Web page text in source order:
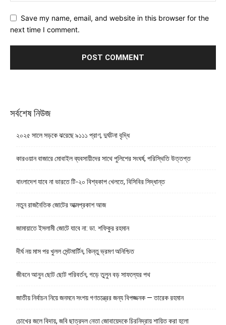
Save my name, email, and website in this browser for the
next time I comment.
সর্বশেষ নিউজ
২০২৫ সালে সড়কে ঝরেছে ৯১১১ প্রাণ, দুর্ঘটনা বৃদ্ধি
কারওয়ান বাজারে মোবাইল ব্যবসায়ীদের সাথে পুলিশের সংঘর্ষ, পরিস্থিতি উত্তপ্ত
বাংলাদেশ যাবে না ভারতে টি-২০ বিশ্বকাপ খেলতে, বিসিবির সিদ্ধান্ত
নতুন রাজনৈতিক জোটের আত্মপ্রকাশ আজ
জামায়াতে ইসলামী জোটে যাবে না: ডা. শফিকুর রহমান
দীর্ঘ নয় মাস পর খুলল সেন্টমার্টিন, কিন্তু ভ্রমণ অনিশ্চিত
জীবনে আনুন ছোট ছোট পরিবর্তন, গড়ে তুলুন বড় সাফল্যের পথ
জাতীয় নির্বাচন নিয়ে জনমনে সংশয় গণতন্ত্রের জন্য বিপজ্জনক — তারেক রহমান
চোখের জলে বিদায়, জবি ছাত্রদল নেতা জোবায়েদকে চিরনিদ্রায় শায়িত করা হলো